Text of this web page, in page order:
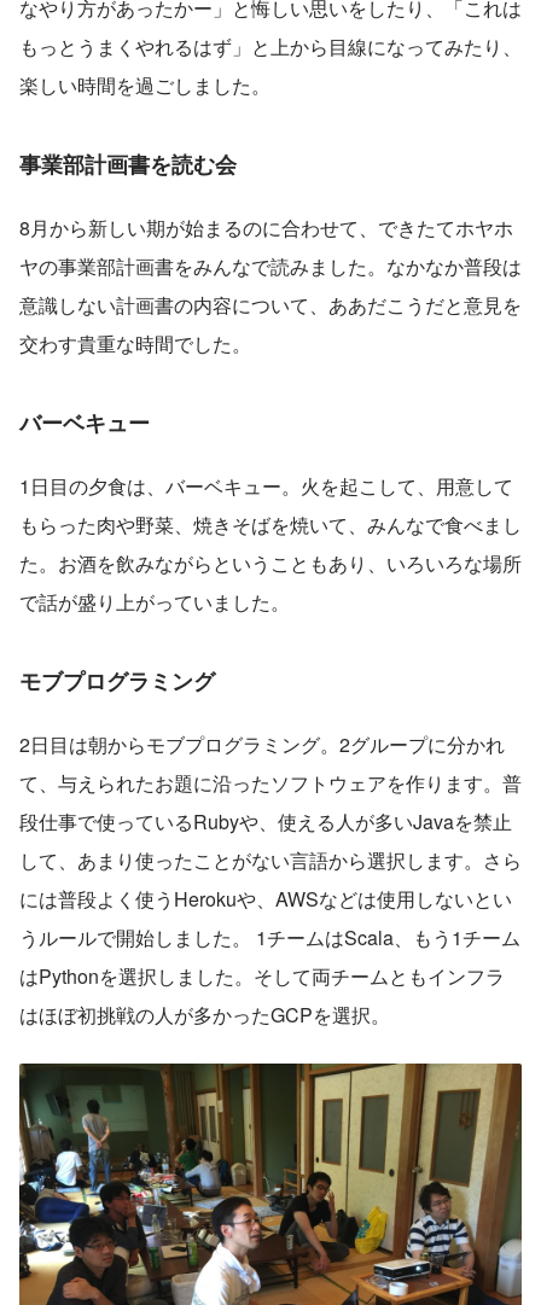
なやり方があったかー」と悔しい思いをしたり、「これは
もっとうまくやれるはず」と上から目線になってみたり、
楽しい時間を過ごしました。
事業部計画書を読む会
8月から新しい期が始まるのに合わせて、できたてホヤホ
ヤの事業部計画書をみんなで読みました。なかなか普段は
意識しない計画書の内容について、ああだこうだと意見を
交わす貴重な時間でした。
バーベキュー
1日目の夕食は、バーベキュー。火を起こして、用意して
もらった肉や野菜、焼きそばを焼いて、みんなで食べまし
た。お酒を飲みながらということもあり、いろいろな場所
で話が盛り上がっていました。
モブプログラミング
2日目は朝からモブプログラミング。2グループに分かれ
て、与えられたお題に沿ったソフトウェアを作ります。普
段仕事で使っているRubyや、使える人が多いJavaを禁止
して、あまり使ったことがない言語から選択します。さら
には普段よく使うHerokuや、AWSなどは使用しないとい
うルールで開始しました。 1チームはScala、もう1チーム
はPythonを選択しました。そして両チームともインフラ
はほぼ初挑戦の人が多かったGCPを選択。